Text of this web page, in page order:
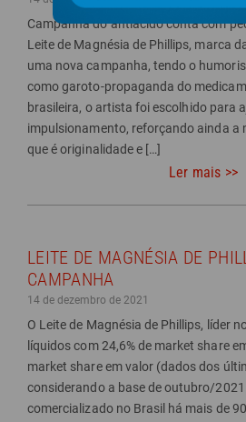
Campanha do antiácido conta com
Leite de Magnésia de Phillips, marca
uma nova campanha, tendo o
como garoto-propaganda do
brasileira, o artista foi escolhido para
impulsionamento, reforçando ainda a
que é originalidade e […]
Ler mais >>
LEITE DE MAGNÉSIA DE
CAMPANHA
14 de dezembro de 2021
O Leite de Magnésia de Phillips, líder
líquidos com 24,6% de market share
market share em valor (dados dos
considerando a base de outubro/2021
comercializado no Brasil há mais de